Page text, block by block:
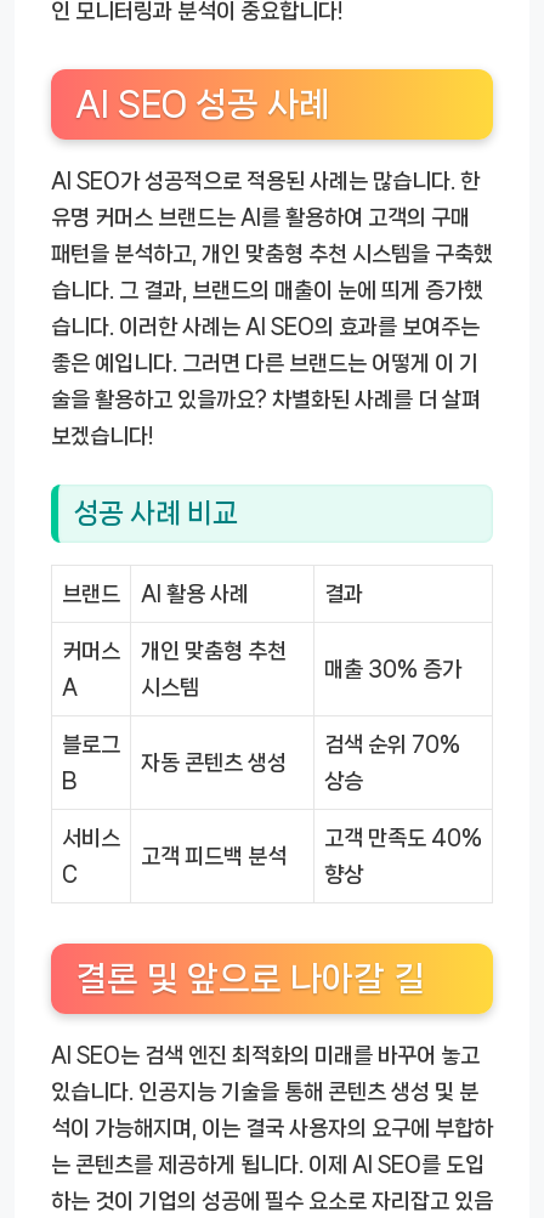
인 모니터링과 분석이 중요합니다!
AI SEO 성공 사례
AI SEO가 성공적으로 적용된 사례는 많습니다. 한
유명 커머스 브랜드는 AI를 활용하여 고객의 구매
패턴을 분석하고, 개인 맞춤형 추천 시스템을 구축했
습니다. 그 결과, 브랜드의 매출이 눈에 띄게 증가했
습니다. 이러한 사례는 AI SEO의 효과를 보여주는
좋은 예입니다. 그러면 다른 브랜드는 어떻게 이 기
술을 활용하고 있을까요? 차별화된 사례를 더 살펴
보겠습니다!
성공 사례 비교
브랜드 AI 활용 사례 결과
커머스
A
개인 맞춤형 추천
시스템
매출 30% 증가
블로그
B
자동 콘텐츠 생성
검색 순위 70%
상승
서비스
C
고객 피드백 분석
고객 만족도 40%
향상
결론 및 앞으로 나아갈 길
AI SEO는 검색 엔진 최적화의 미래를 바꾸어 놓고
있습니다. 인공지능 기술을 통해 콘텐츠 생성 및 분
석이 가능해지며, 이는 결국 사용자의 요구에 부합하
는 콘텐츠를 제공하게 됩니다. 이제 AI SEO를 도입
하는 것이 기업의 성공에 필수 요소로 자리잡고 있음